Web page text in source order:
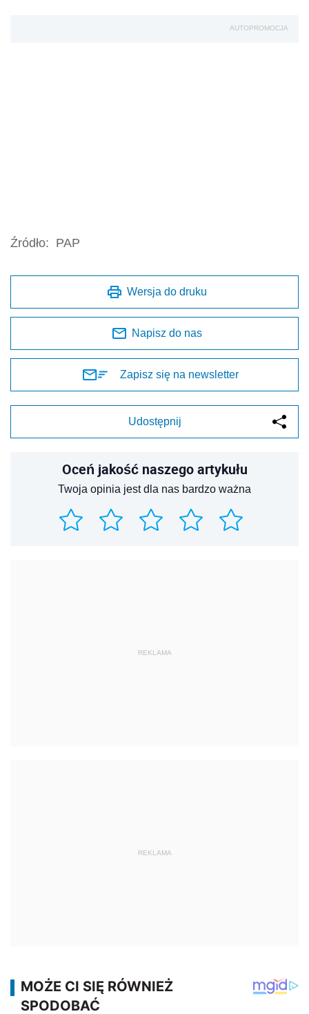
AUTOPROMOCJA
Źródło: PAP
Wersja do druku
Napisz do nas
Zapisz się na newsletter
Udostępnij
Oceń jakość naszego artykułu
Twoja opinia jest dla nas bardzo ważna
REKLAMA
REKLAMA